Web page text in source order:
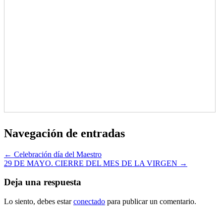
Navegación de entradas
← Celebración día del Maestro
29 DE MAYO. CIERRE DEL MES DE LA VIRGEN →
Deja una respuesta
Lo siento, debes estarconectado para publicar un comentario.